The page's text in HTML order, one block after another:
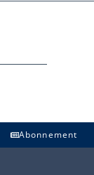
Abonnement